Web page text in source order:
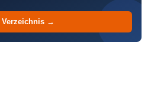
Verzeichnis →